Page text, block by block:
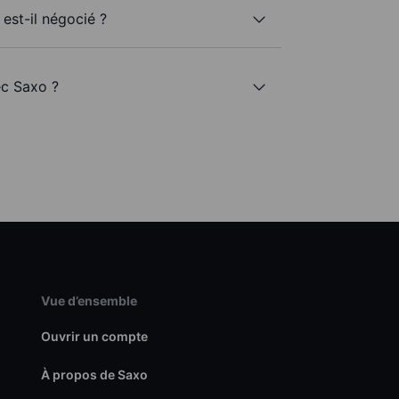
il négocié ?
Saxo ?
Vue d’ensemble
Ouvrir un compte
À propos de Saxo